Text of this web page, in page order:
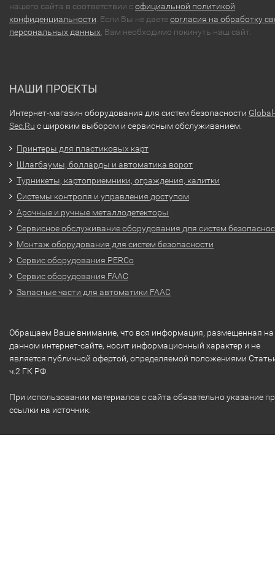
нашего сайта в соответствии софициальной политикой
конфиденциальности . Если Вы не даетесогласия на обработку
персональных данных , Вам необходимо покинуть наш сайт.
НАШИ ПРОЕКТЫ
Интернет-магазин оборудования для систем безопасности Global-
Sec.Ru с широким выбором и сервисным обслуживанием.
Принтеры для пластиковых карт
Шлагбаумы, болларды и автоматика ворот
Турникеты, картоприемники, ограждения, калитки
Системы контроля и управления доступом
Арочные и ручные металлодетекторы
Сервисное обслуживание оборудования для систем
Монтаж оборудования для систем безопасности
Сервис оборудования PERCo
Сервис оборудования FAAC
Запасные части для автоматики FAAC
Обращаем Ваше внимание, что вся информация, размещенная на
данном интернет-сайте, носит информационный характер и не
является публичной офертой, определяемой положениями
ч.2 ГК РФ.
При использовании материалов с сайта обязательно указание
ссылки на источник.